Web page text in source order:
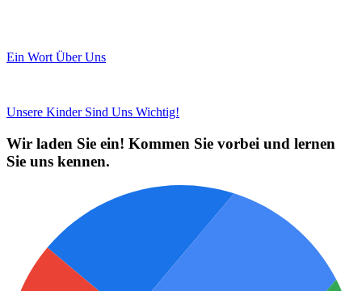
Ein Wort Über Uns
Unsere Kinder Sind Uns Wichtig!
Wir laden Sie ein! Kommen Sie vorbei und lernen
Sie uns kennen.